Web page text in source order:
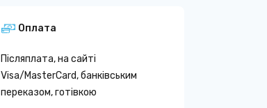
Оплата
Післяплата, на сайті
Visa/MasterCard, банківським
переказом, готівкою